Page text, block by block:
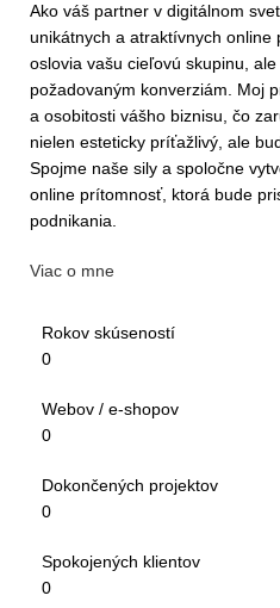
Ako váš partner v digitálnom
unikátnych a atraktívnych online
oslovia vašu cieľovú skupinu,
požadovaným konverziám. Moj
a osobitosti vášho biznisu, čo
nielen esteticky príťažlivý, ale
Spojme naše sily a spoločne
online prítomnosť, ktorá bude
podnikania.
Viac o mne
Rokov skúseností
0
Webov / e-shopov
0
Dokončených projektov
0
Spokojených klientov
0